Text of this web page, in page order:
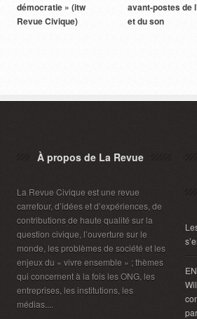
démocratie » (itw
Revue Civique)
avant-postes de
et du son
À propos de La Revue
La Revue Civique est une revue
carrefour, d’idées et d’expériences, de
contributions de haute qualité sur la
question civique, l’ouverture sur le
monde, les problèmes de société et les
enjeux du « vivre ensemble » ; thèmes
qui concernent à la fois les ONG, les
entreprises, les institutions, les
médias....